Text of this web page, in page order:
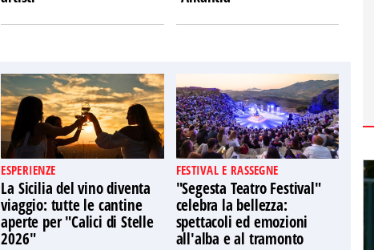
ESPERIENZE
La Sicilia del vino diventa
viaggio: tutte le cantine
aperte per "Calici di Stelle
2026"
FESTIVAL E RASSEGNE
"Segesta Teatro Festival"
celebra la bellezza:
spettacoli ed emozioni
all'alba e al tramonto